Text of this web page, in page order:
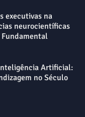
executivas na
neurocientíficas
Artificial:
no Século